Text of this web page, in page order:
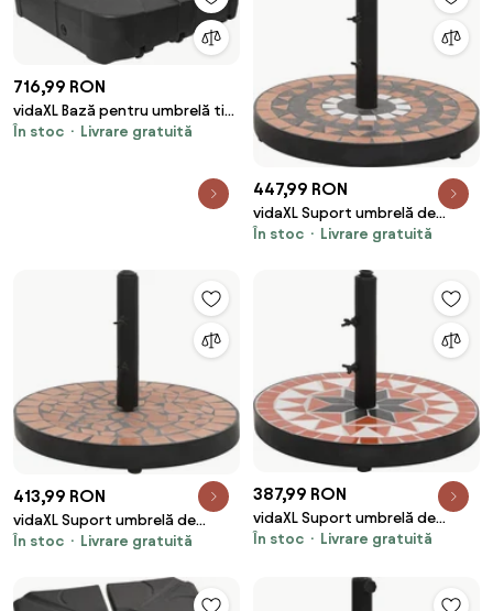
716,99 RON
vidaXL Bază pentru umbrelă tip
cantilever Negru 86 x 86 x 19 cm
În stoc Livrare gratuită
447,99 RON
vidaXL Suport umbrelă de
soare, cărămiziu și alb, rotund,
În stoc Livrare gratuită
413,99 RON
vidaXL Suport umbrelă de
soare, cărămiziu, rotund, 12 kg
În stoc Livrare gratuită
387,99 RON
vidaXL Suport umbrelă de
soare, cărămiziu și alb, rotund,
În stoc Livrare gratuită